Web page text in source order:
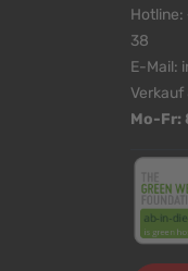
Hotline:
38
E-Mail:
Mo-Fr: